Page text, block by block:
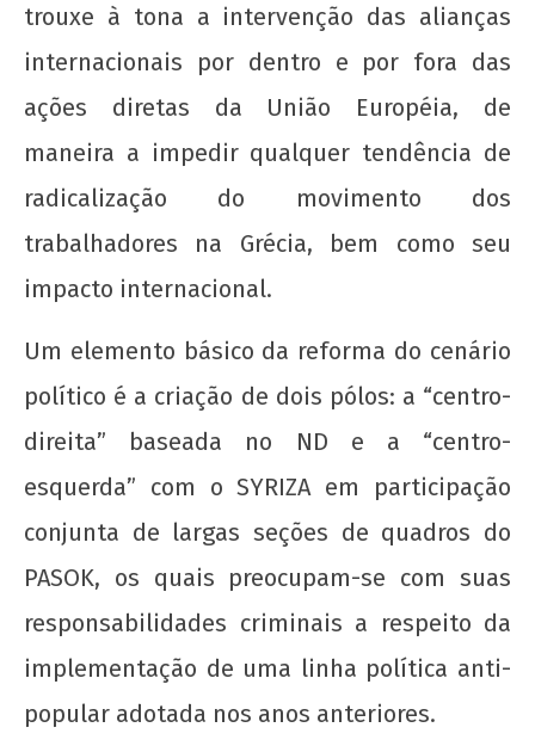
trouxe à tona a intervenção das alianças
internacionais por dentro e por fora das
ações diretas da União Européia, de
maneira a impedir qualquer tendência de
radicalização do movimento dos
trabalhadores na Grécia, bem como seu
impacto internacional.
Um elemento básico da reforma do cenário
político é a criação de dois pólos: a “centro-
direita” baseada no ND e a “centro-
esquerda” com o SYRIZA em participação
conjunta de largas seções de quadros do
PASOK, os quais preocupam-se com suas
responsabilidades criminais a respeito da
implementação de uma linha política anti-
popular adotada nos anos anteriores.